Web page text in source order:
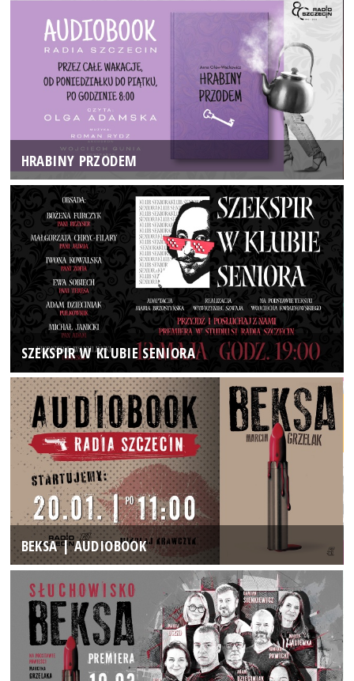
HRABINY PRZODEM
SZEKSPIR W KLUBIE SENIORA
BEKSA | AUDIOBOOK